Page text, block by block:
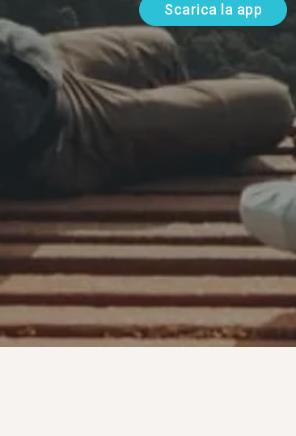
Scarica la app